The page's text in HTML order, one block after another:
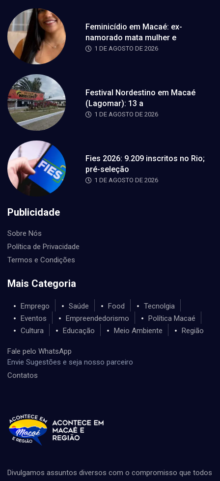
Feminicídio em Macaé: ex-
namorado mata mulher e
1 DE AGOSTO DE 2026
Festival Nordestino em Macaé
(Lagomar): 13 a
1 DE AGOSTO DE 2026
Fies 2026: 9.209 inscritos no Rio;
pré-seleção
1 DE AGOSTO DE 2026
Publicidade
Sobre Nós
Política de Privacidade
Termos e Condições
Mais Categoria
Emprego Saúde Food
Tecnolgia
Eventos
Empreendedorismo
Política Macaé
Cultura
Educação Meio Ambiente Região
Fale pelo WhatsApp
Envie Sugestões e seja nosso parceiro
Contatos
Divulgamos assuntos diversos com o compromisso que todos